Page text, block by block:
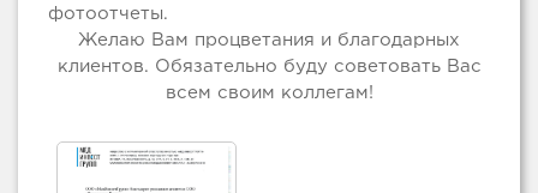
фотоотчеты.
Желаю Вам процветания и благодарных
клиентов. Обязательно буду советовать Вас
всем своим коллегам!